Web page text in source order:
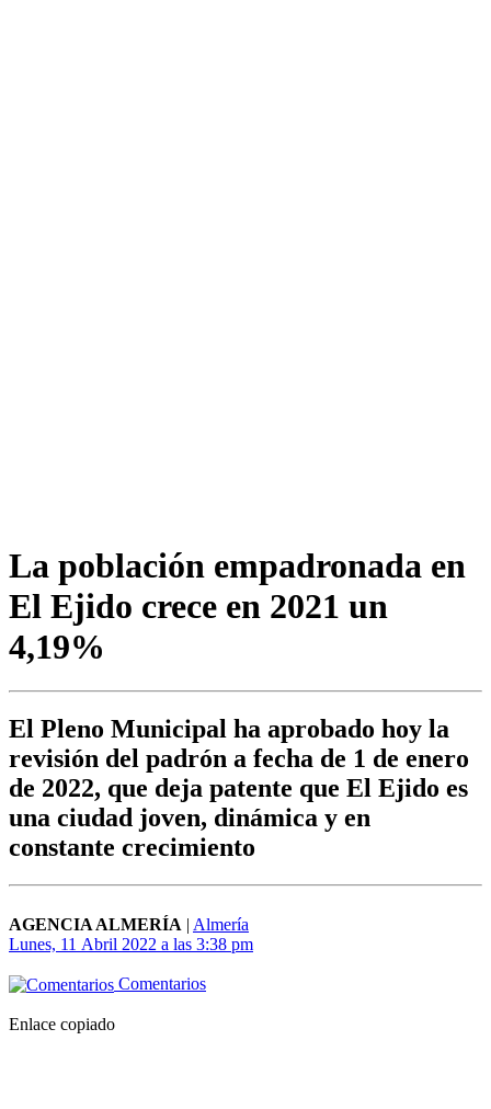
La población empadronada en
El Ejido crece en 2021 un
4,19%
El Pleno Municipal ha aprobado hoy la
revisión del padrón a fecha de 1 de enero
de 2022, que deja patente que El Ejido es
una ciudad joven, dinámica y en
constante crecimiento
AGENCIA ALMERÍA | Almería
Lunes, 11 Abril 2022 a las 3:38 pm
Comentarios
Enlace copiado